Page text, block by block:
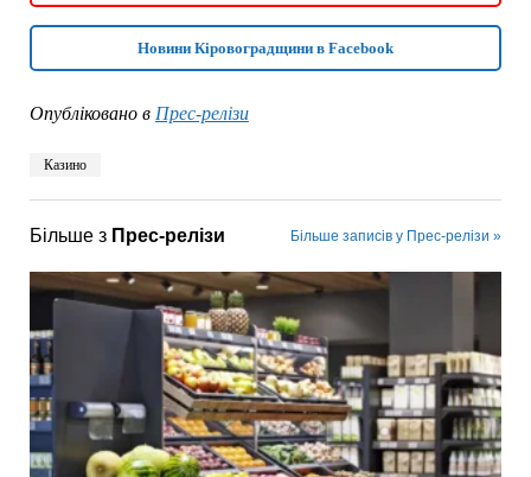
Новини Кіровоградщини в Facebook
Опубліковано в Прес-релізи
Казино
Більше з Прес-релізи Більше записів у Прес-релізи »